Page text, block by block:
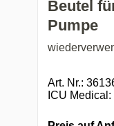
Beutel
Pumpe
Art. Nr.:
ICU